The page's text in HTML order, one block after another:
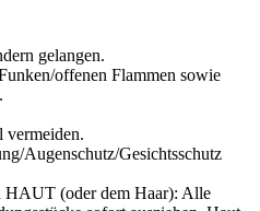
gelangen.
offenen Flammen sowie
vermeiden.
Augenschutz/Gesichtsschutz
(oder dem Haar): Alle